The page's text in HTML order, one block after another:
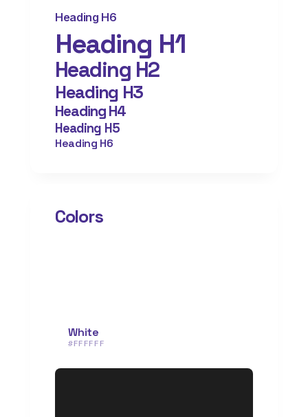
Heading H6
Heading H1
Heading H2
Heading H3
Heading H4
Heading H5
Heading H6
Colors
White
#FFFFFF